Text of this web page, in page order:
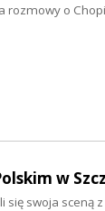
rozmowy o
w
się swoja sceną